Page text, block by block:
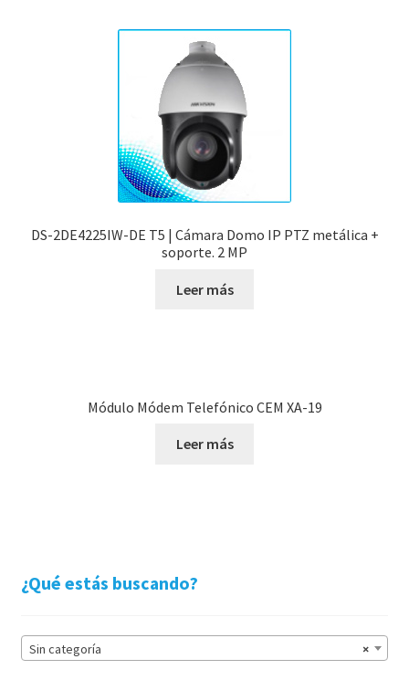
DS-2DE4225IW-DE T5 | Cámara Domo IP PTZ metálica +
soporte. 2 MP
Leer más
Módulo Módem Telefónico CEM XA-19
Leer más
¿Qué estás buscando?
×
Sin categoría